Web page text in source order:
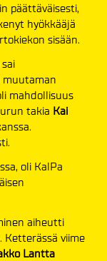
päättäväisesti,
hyökkääjä
sisään.
sai
muutaman
mahdollisuus
takia Kai
oli KalPa
aiheutti
Ketterässä viime
Lantta